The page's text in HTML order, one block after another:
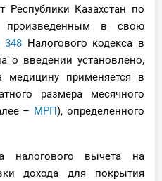
Республики Казахстан по
произведенным в свою
348 Налогового кодекса в
о введении установлено,
применяется в
размера месячного
– МРП), определенного
вычета на
дохода для покрытия